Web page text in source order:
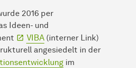
2016 per
Ideen- und
VIBA (interner Link)
angesiedelt in der
im